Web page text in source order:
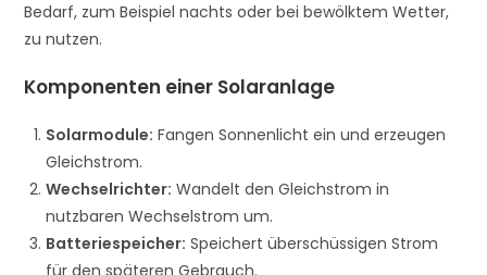
Bedarf, zum Beispiel nachts oder bei bewölktem Wetter,
zu nutzen.
Komponenten einer Solaranlage
Solarmodule: Fangen Sonnenlicht ein und erzeugen
Gleichstrom.
Wechselrichter: Wandelt den Gleichstrom in
nutzbaren Wechselstrom um.
Batteriespeicher: Speichert überschüssigen Strom
für den späteren Gebrauch.